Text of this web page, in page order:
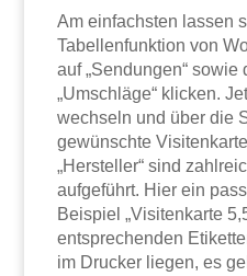
Am einfachsten lassen
Tabellenfunktion von
auf „Sendungen“
„Umschläge“ klicken.
wechseln und über die
gewünschte
„Hersteller“ sind
aufgeführt. Hier ein
Beispiel „Visitenkarte
entsprechenden
im Drucker liegen, es